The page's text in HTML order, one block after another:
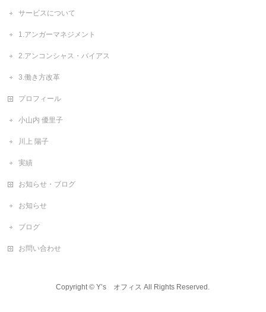
サービスについて
1.アンガーマネジメント
2.アンコンシャス・バイアス
3.働き方改革
プロフィール
小山内 優里子
川上 陽子
実績
お知らせ・ブログ
お知らせ
ブログ
お問い合わせ
Copyright ©Y’s オフィス All Rights Reserved.